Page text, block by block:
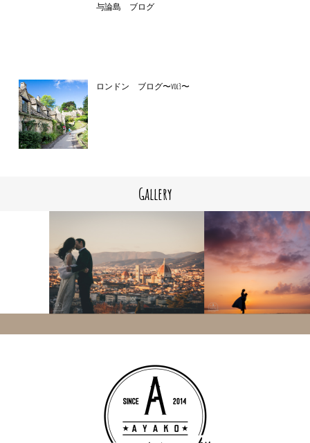
与論島 ブログ
ロンドン ブログ〜vol3〜
Gallery